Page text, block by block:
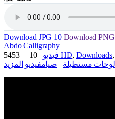
Download JPG 10 Download PNG
Abdo Calligraphy
5453
10 | فيديو HD, Downloads,
لوحات مستطيلة | صيامفيديو